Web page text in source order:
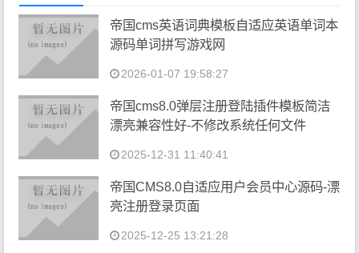
帝国cms英语词典模板自适应英语单词本
源码单词拼写游戏网
2026-01-07 19:58:27
帝国cms8.0弹层注册登陆插件模板简洁
漂亮兼容性好-不修改系统任何文件
2025-12-31 11:40:41
帝国CMS8.0自适应用户会员中心源码-漂
亮注册登录页面
2025-12-25 13:21:28